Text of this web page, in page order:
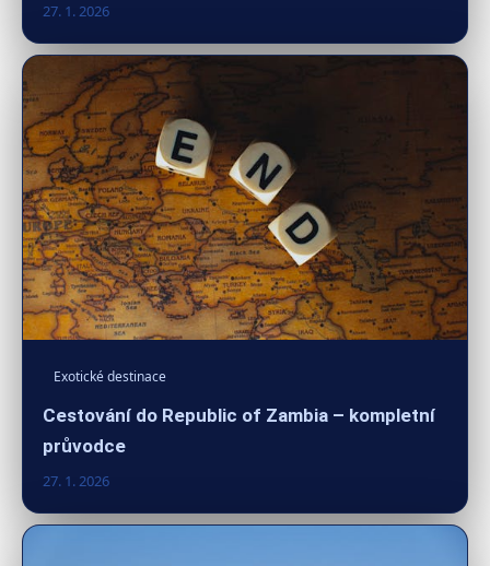
27. 1. 2026
Exotické destinace
Cestování do Republic of Zambia – kompletní
průvodce
27. 1. 2026